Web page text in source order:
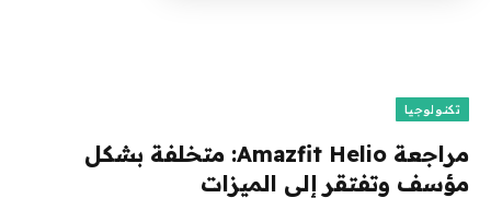
تكنولوجيا
مراجعة Amazfit Helio: متخلفة بشكل
مؤسف وتفتقر إلى الميزات